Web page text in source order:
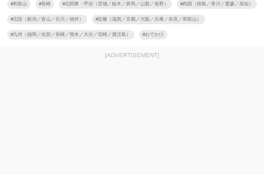
#和歌山 #長崎 #北関東・甲信（茨城／栃木／群馬／山梨／長野） #四国（徳島／香川／愛媛／高知）
#北陸（新潟／富山／石川／福井） #近畿（滋賀／京都／大阪／兵庫／奈良／和歌山）
#九州（福岡／佐賀／長崎／熊本／大分／宮崎／鹿児島） #おでかけ
[ADVERTISEMENT]